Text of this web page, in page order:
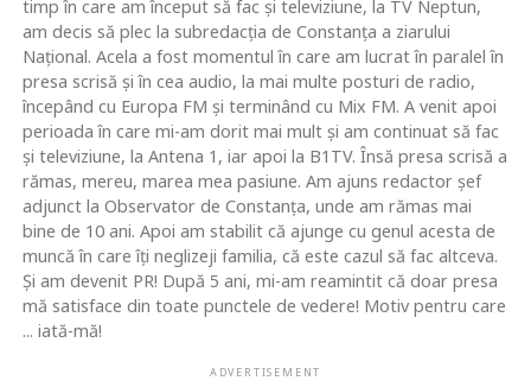
timp în care am început să fac şi televiziune, la TV Neptun,
am decis să plec la subredacţia de Constanţa a ziarului
Naţional. Acela a fost momentul în care am lucrat în paralel în
presa scrisă şi în cea audio, la mai multe posturi de radio,
începând cu Europa FM şi terminând cu Mix FM. A venit apoi
perioada în care mi-am dorit mai mult şi am continuat să fac
şi televiziune, la Antena 1, iar apoi la B1TV. Însă presa scrisă a
rămas, mereu, marea mea pasiune. Am ajuns redactor şef
adjunct la Observator de Constanţa, unde am rămas mai
bine de 10 ani. Apoi am stabilit că ajunge cu genul acesta de
muncă în care îţi neglizeji familia, că este cazul să fac altceva.
Şi am devenit PR! După 5 ani, mi-am reamintit că doar presa
mă satisface din toate punctele de vedere! Motiv pentru care
... iată-mă!
ADVERTISEMENT